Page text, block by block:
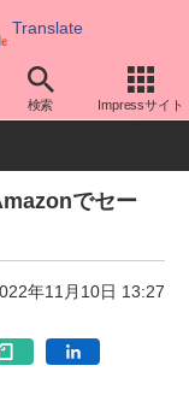
Translate
検索 Impressサイト
ーク/在宅勤務
でセー
年11月10日 13:27